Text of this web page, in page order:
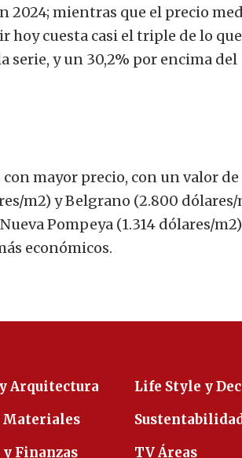
2024; mientras que el precio
hoy cuesta casi el triple de lo que
serie, y un 30,2% por encima del
mayor precio, con un valor de
m2) y Belgrano (2.800 dólares/
Pompeya (1.314 dólares/
económicos.
Arquitectura
Materiales
Finanzas
Life Style y
TV Áreas